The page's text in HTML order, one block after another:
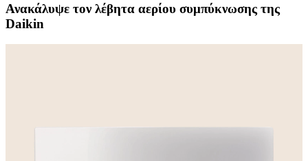
Ανακάλυψε τον λέβητα αερίου συμπύκνωσης της
Daikin